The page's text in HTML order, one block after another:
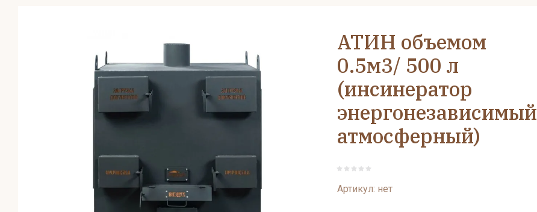
АТИН объемом
0.5м3/ 500 л
(инсинератор
энергонезависимый
атмосферный)
Артикул: нет